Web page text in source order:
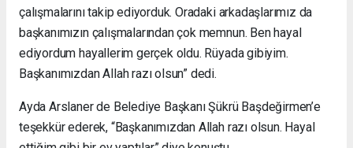
çalışmalarını takip ediyorduk. Oradaki arkadaşlarımız da
başkanımızın çalışmalarından çok memnun. Ben hayal
ediyordum hayallerim gerçek oldu. Rüyada gibiyim.
Başkanımızdan Allah razı olsun” dedi.
Ayda Arslaner de Belediye Başkanı Şükrü Başdeğirmen’e
teşekkür ederek, “Başkanımızdan Allah razı olsun. Hayal